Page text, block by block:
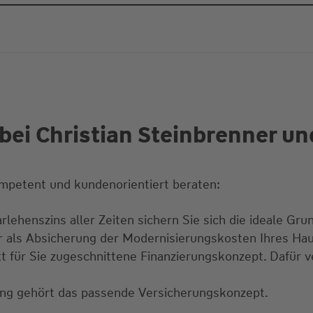
Christian Steinbrenner
und kundenorientiert beraten:
aller Zeiten sichern Sie sich die ideale
Absicherung der Modernisierungskosten Ihres
für Sie zugeschnittene Finanzierungskonzept. Dafür
gehört das passende Versicherungskonzept.